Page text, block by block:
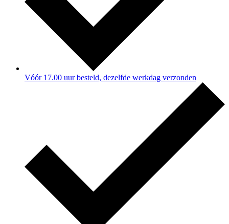
Vóór 17.00 uur besteld, dezelfde werkdag verzonden